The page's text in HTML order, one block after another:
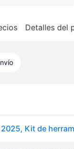
Detalles del
Kit de